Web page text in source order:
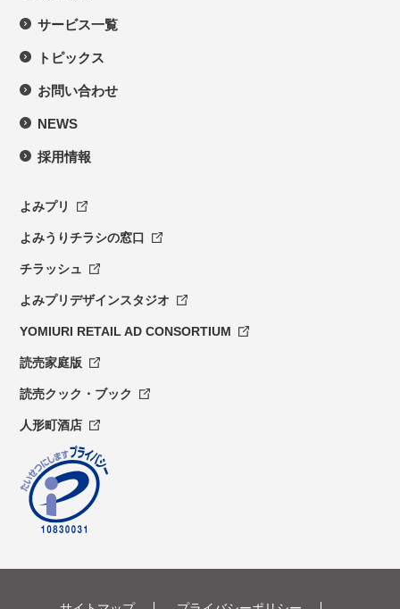
サービス一覧
トピックス
お問い合わせ
NEWS
採用情報
よみプリ
よみうりチラシの窓口
チラッシュ
よみプリデザインスタジオ
YOMIURI RETAIL AD CONSORTIUM
読売家庭版
読売クック・ブック
人形町酒店